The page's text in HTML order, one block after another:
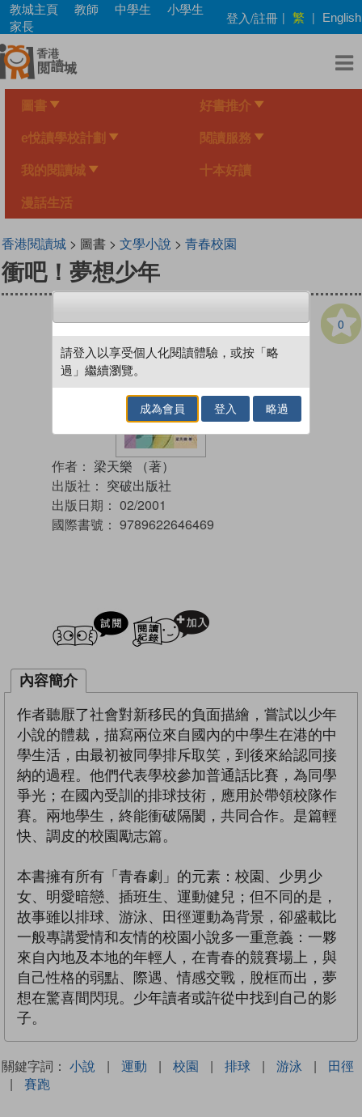
Skip
main
content
教城主頁 教師 中學生
小學生
家長
登入/註冊 | 繁 | English
圖書 好書推介
e悅讀學校計劃 閱讀服務
我的閱讀城 十本好讀
漫話生活
香港閱讀城> 圖書 > 文學小說 > 青春校園
衝吧！夢想少年
0
作者： 梁天樂 （著）
出版社： 突破出版社
出版日期： 02/2001
國際書號： 9789622646469
試閲
內容簡介
作者聽厭了社會對新移民的負面描繪，嘗試以少年
小說的體裁，描寫兩位來自國內的中學生在港的中
學生活，由最初被同學排斥取笑，到後來給認同接
納的過程。他們代表學校參加普通話比賽，為同學
爭光；在國內受訓的排球技術，應用於帶領校隊作
賽。兩地學生，終能衝破隔閡，共同合作。是篇輕
快、調皮的校園勵志篇。
本書擁有所有「青春劇」的元素：校園、少男少
女、明愛暗戀、插班生、運動健兒；但不同的是，
故事雖以排球、游泳、田徑運動為背景，卻盛載比
一般專講愛情和友情的校園小說多一重意義：一夥
來自內地及本地的年輕人，在青春的競賽場上，與
自己性格的弱點、際遇、情感交戰，脫框而出，夢
想在驚喜間閃現。少年讀者或許從中找到自己的影
子。
關鍵字詞： 小說 | 運動 | 校園 | 排球 | 游泳 |
田徑
|
賽跑
請登入以享受個人化閱讀體驗，或按「略
過」繼續瀏覽。
成為會員 登入 略過